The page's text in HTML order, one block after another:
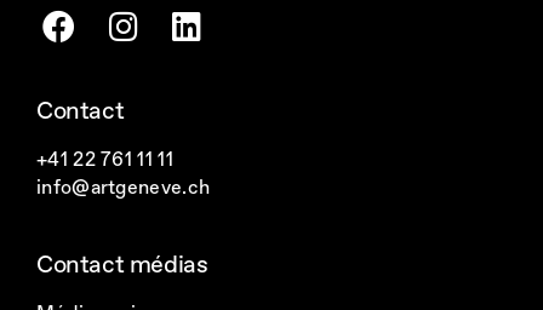
F
a
e
b
o
k
I
n
t
a
g
a
m
L
i
d
n
Contact
+41 22 761 11 11
info@artgeneve.ch
Contact médias